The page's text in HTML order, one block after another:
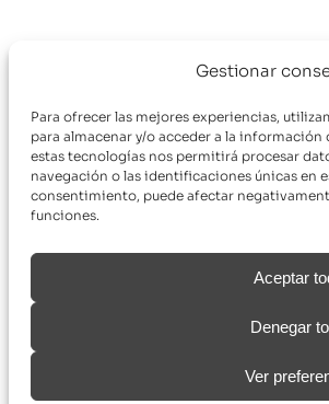
Gestionar
Para ofrecer las mejores experiencias,
para almacenar y/o acceder a la
estas tecnologías nos permitirá procesar
navegación o las identificaciones únicas en
consentimiento, puede afectar
funciones.
Aceptar
Denegar
Ver